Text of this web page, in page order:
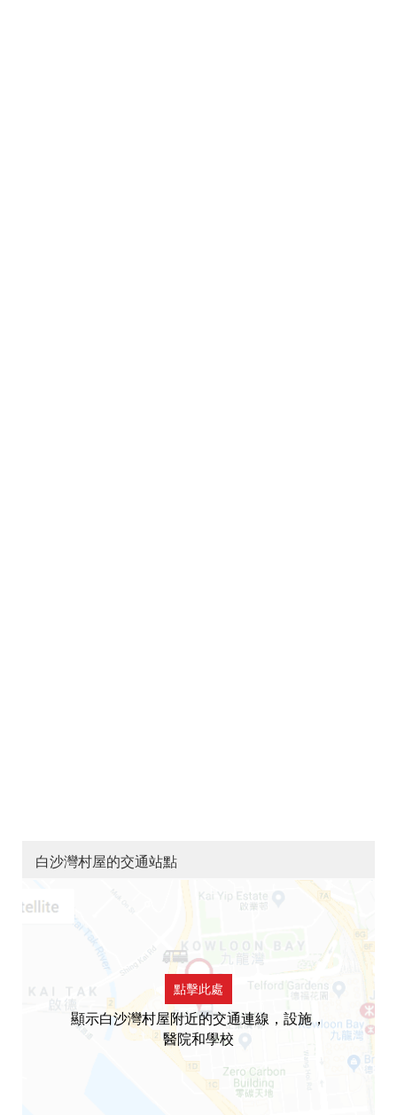
白沙灣村屋的交通站點
點擊此處
顯示白沙灣村屋附近的交通連線，設施，
醫院和學校